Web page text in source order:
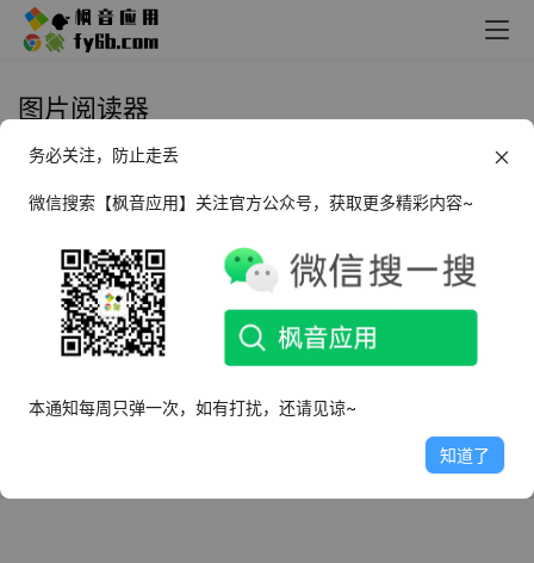
图片阅读器
Windows Honeyview 蜂蜜图片浏
览器_v5.50 安装版＆绿色便携版
2023年5月10日
务必关注，防止走丢
微信搜索【枫音应用】关注官方公众号，获取更多精彩内容~
本通知每周只弹一次，如有打扰，还请见谅~
知道了